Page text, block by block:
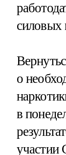
силовых
о
в
участии